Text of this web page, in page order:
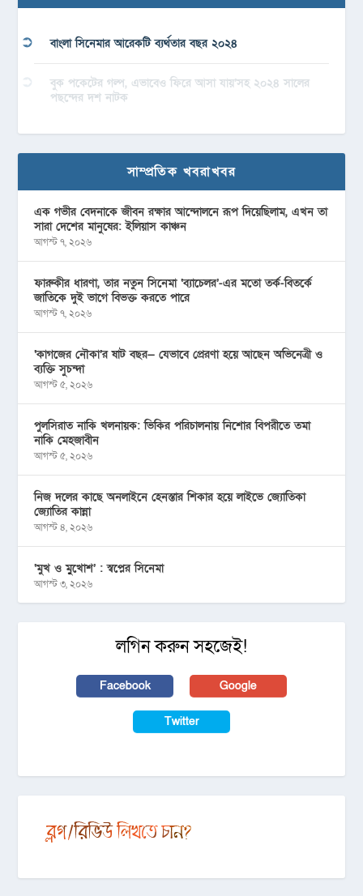
বাংলা সিনেমার আরেকটি ব্যর্থতার বছর ২০২৪
বুক পকেটের গল্প, এভাবেও ফিরে আসা যায়’সহ ২০২৪ সালের
পছন্দের দশ নাটক
সাম্প্রতিক খবরাখবর
এক গভীর বেদনাকে জীবন রক্ষার আন্দোলনে রূপ দিয়েছিলাম, এখন তা
সারা দেশের মানুষের: ইলিয়াস কাঞ্চন
আগস্ট ৭, ২০২৬
ফারুকীর ধারণা, তার নতুন সিনেমা ‘ব্যাচেলর’-এর মতো তর্ক-বিতর্কে
জাতিকে দুই ভাগে বিভক্ত করতে পারে
আগস্ট ৭, ২০২৬
‘কাগজের নৌকা’র ষাট বছর— যেভাবে প্রেরণা হয়ে আছেন অভিনেত্রী ও
ব্যক্তি সুচন্দা
আগস্ট ৫, ২০২৬
পুলসিরাত নাকি খলনায়ক: ভিকির পরিচালনায় নিশোর বিপরীতে তমা
নাকি মেহজাবীন
আগস্ট ৫, ২০২৬
নিজ দলের কাছে অনলাইনে হেনস্তার শিকার হয়ে লাইভে জ্যোতিকা
জ্যোতির কান্না
আগস্ট ৪, ২০২৬
‘মুখ ও মু্খোশ’ : স্বপ্নের সিনেমা
আগস্ট ৩, ২০২৬
লগিন করুন সহজেই!
Facebook Google
Twitter